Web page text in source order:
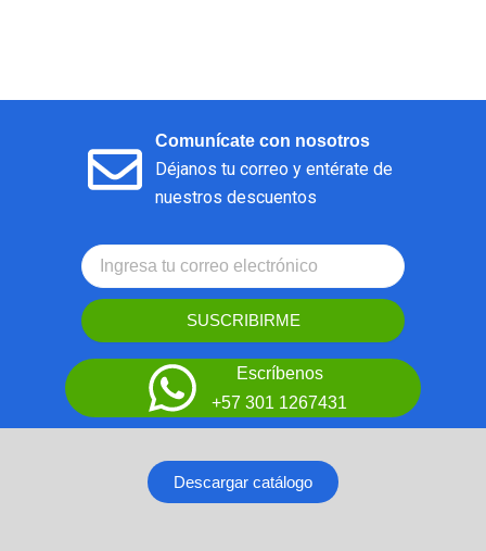
Comunícate con nosotros
Déjanos tu correo y entérate de
nuestros descuentos
SUSCRIBIRME
Escríbenos
+57 301 1267431
Descargar catálogo